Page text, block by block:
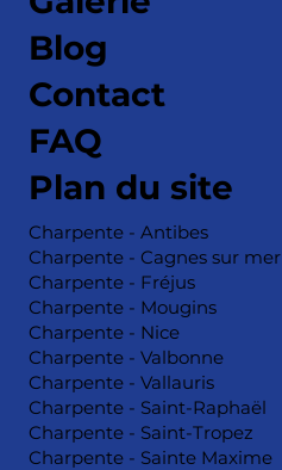
Blog
Contact
FAQ
Plan du site
Charpente - Antibes
Charpente - Cagnes sur mer
Charpente - Fréjus
Charpente - Mougins
Charpente - Nice
Charpente - Valbonne
Charpente - Vallauris
Charpente - Saint-Raphaël
Charpente - Saint-Tropez
Charpente - Sainte Maxime